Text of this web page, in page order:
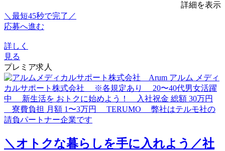
詳細を表示
＼最短45秒で完了／
応募へ進む
詳しく
見る
プレミア求人
＼オトクな暮らしを手に入れよう／社